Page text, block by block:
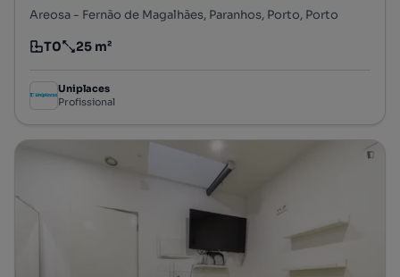
Areosa - Fernão de Magalhães, Paranhos, Porto, Porto
Tipologia
T0
Preço por metro quadrado
25 m²
Uniplaces
Profissional